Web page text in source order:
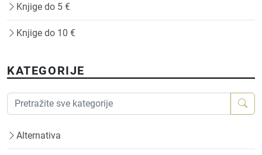
Knjige do 5 €
Knjige do 10 €
KATEGORIJE
Alternativa